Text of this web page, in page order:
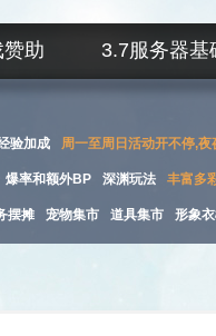
助 3.7服务器基
验加成 周一至周日活动开不停,夜
爆率和额外BP 深渊玩法 丰富多
摆摊 宠物集市 道具集市 形象